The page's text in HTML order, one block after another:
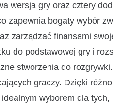
wersja gry oraz cztery
zapewnia bogaty wybór
zarządzać finansami
do podstawowej gry i
stworzenia do
graczy. Dzięki
wyborem dla